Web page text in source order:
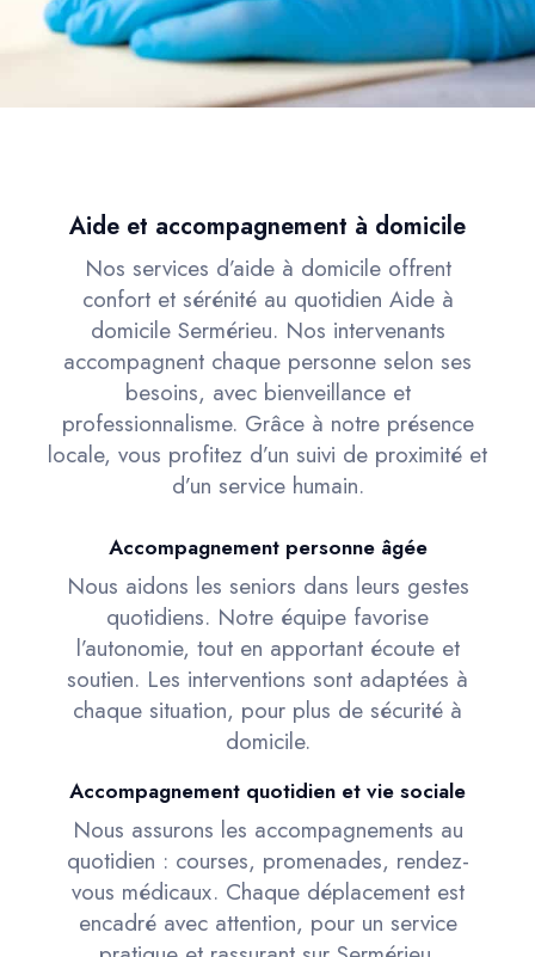
Aide et accompagnement à domicile
Nos services d’aide à domicile offrent
confort et sérénité au quotidien Aide à
domicile Sermérieu. Nos intervenants
accompagnent chaque personne selon ses
besoins, avec bienveillance et
professionnalisme. Grâce à notre présence
locale, vous profitez d’un suivi de proximité et
d’un service humain.
Accompagnement personne âgée
Nous aidons les seniors dans leurs gestes
quotidiens. Notre équipe favorise
l’autonomie, tout en apportant écoute et
soutien. Les interventions sont adaptées à
chaque situation, pour plus de sécurité à
domicile.
Accompagnement quotidien et vie sociale
Nous assurons les accompagnements au
quotidien : courses, promenades, rendez-
vous médicaux. Chaque déplacement est
encadré avec attention, pour un service